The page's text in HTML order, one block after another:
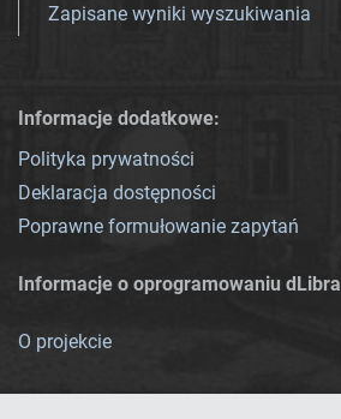
Zapisane wyniki wyszukiwania
Informacje dodatkowe:
Polityka prywatności
Deklaracja dostępności
Poprawne formułowanie zapytań
Informacje o oprogramowaniu dLibra
O projekcie